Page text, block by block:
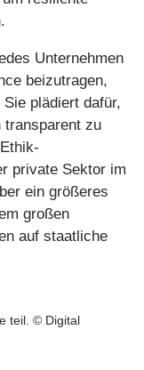
Unternehmen
beizutragen,
plädiert dafür,
transparent zu
private Sektor im
ein größeres
großen
auf staatliche
teil. © Digital